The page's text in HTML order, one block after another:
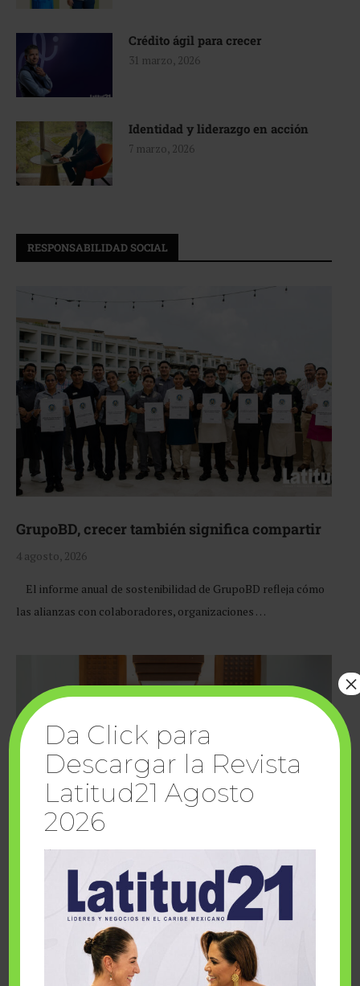
Crédito ágil para crecer
31 marzo, 2026
Identidad y liderazgo en acción
7 marzo, 2026
RESPONSABILIDAD SOCIAL
GrupoBD, crecer también significa compartir
4 agosto, 2026
El informe anual de sostenibilidad de GrupoBD refleja cómo
las alianzas con colaboradores, organizaciones …
Cuando la solidaridad inspira; cumplen
sueños Fairmont Mayakoba y Make-A-Wish
Da Click para
Descargar la Revista
Latitud21 Agosto
2026
×